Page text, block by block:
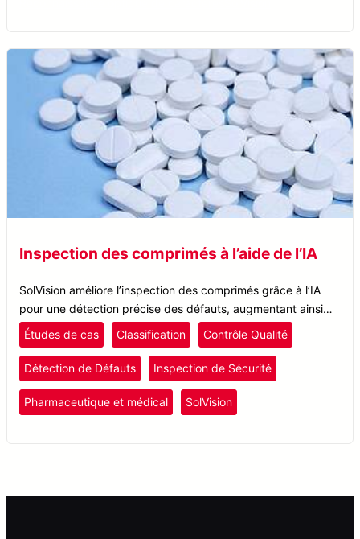
Inspection des comprimés à l’aide de l’IA
SolVision améliore l’inspection des comprimés grâce à l’IA
pour une détection précise des défauts, augmentant ainsi
l’efficacité et la précision de la production pharmaceutique.
Études de cas Classification Contrôle Qualité
Détection de Défauts Inspection de Sécurité
Pharmaceutique et médical SolVision